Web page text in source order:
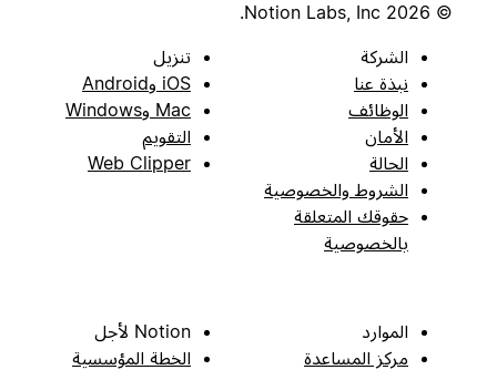
الشركة
نبذة عنا
الوظائف
الأمان
الحالة
الشروط والخصوصية
حقوقك المتعلقة
بالخصوصية
تنزيل
iOS وAndroid
Mac وWindows
التقويم
Web Clipper
الموارد
مركز المساعدة
Notion لأجل
الخطة المؤسسية